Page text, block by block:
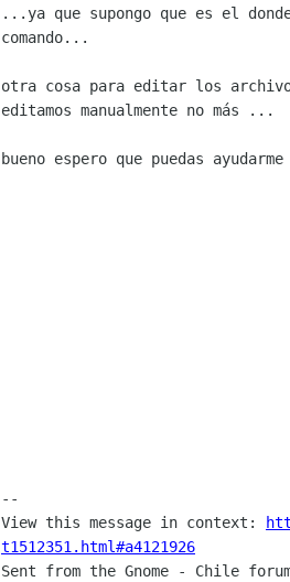
...ya que supongo que es el
comando...
otra cosa para editar los
editamos manualmente no más ...
bueno espero que puedas ayudarme
--
View this message in context:
t1512351.html#a4121926
Sent from the Gnome - Chile